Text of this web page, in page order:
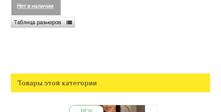
Товары этой категории